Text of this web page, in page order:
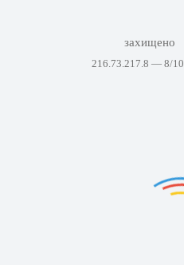
захищено
216.73.217.8 — 8/